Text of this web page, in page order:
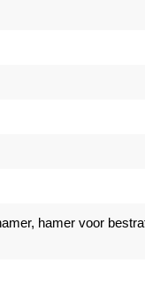
, hamer voor